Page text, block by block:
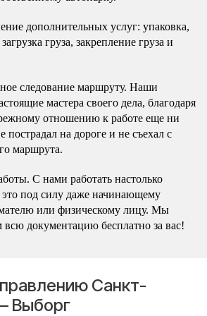
дополнительных услуг: упаковка,
груза, закрепление груза и
следование маршруту. Наши
мастера своего дела, благодаря
отношению к работе еще ни
пострадал на дороге и не съехал с
маршрута.
С нами работать настолько
это под силу даже начинающему
или физическому лицу. Мы
всю документацию бесплатно за вас!
Санкт-
Выборг